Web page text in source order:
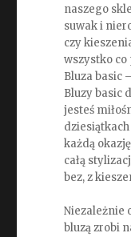
naszego
suwak i
czy
wszystko
Bluza basic
Bluzy basic
jesteś
każdą
całą
bez, z
Niezależnie
bluzą zrobi